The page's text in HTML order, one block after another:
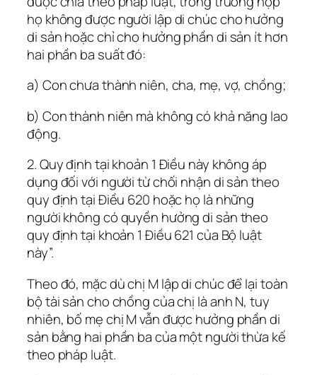
họ không được người lập di chúc cho hưởng
di sản hoặc chỉ cho hưởng phần di sản ít hơn
hai phần ba suất đó:
a) Con chưa thành niên, cha, mẹ, vợ, chồng;
b) Con thành niên mà không có khả năng lao
động.
2. Quy định tại khoản 1 Điều này không áp
dụng đối với người từ chối nhận di sản theo
quy định tại Điều 620 hoặc họ là những
người không có quyền hưởng di sản theo
quy định tại khoản 1 Điều 621 của Bộ luật
này”.
Theo đó, mặc dù chị M lập di chúc để lại toàn
bộ tài sản cho chồng của chị là anh N, tuy
nhiên, bố mẹ chị M vẫn được hưởng phần di
sản bằng hai phần ba của một người thừa kế
theo pháp luật.